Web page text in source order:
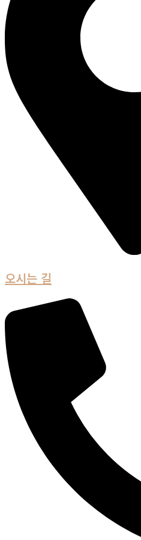
오시는 길